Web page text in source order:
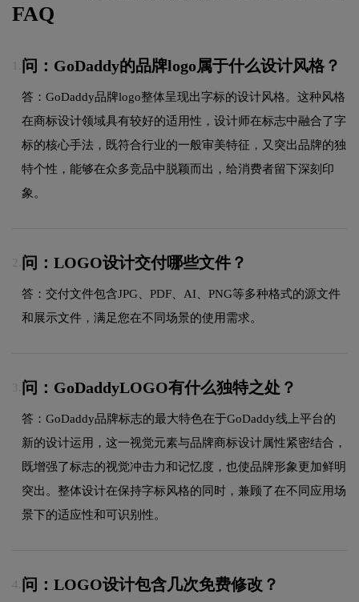
FAQ
问：GoDaddy的品牌logo属于什么设计风格？
答：GoDaddy品牌logo整体呈现出字标的设计风格。这种风格
在商标设计领域具有较好的适用性，设计师在标志中融合了字
标的核心手法，既符合行业的一般审美特征，又突出品牌的独
特个性，能够在众多竞品中脱颖而出，给消费者留下深刻印
象。
2. 问：LOGO设计交付哪些文件？
答：交付文件包含JPG、PDF、AI、PNG等多种格式的源文件
和展示文件，满足您在不同场景的使用需求。
3. 问：GoDaddyLOGO有什么独特之处？
答：GoDaddy品牌标志的最大特色在于GoDaddy线上平台的
新的设计运用，这一视觉元素与品牌商标设计属性紧密结合，
既增强了标志的视觉冲击力和记忆度，也使品牌形象更加鲜明
突出。整体设计在保持字标风格的同时，兼顾了在不同应用场
景下的适应性和可识别性。
4. 问：LOGO设计包含几次免费修改？